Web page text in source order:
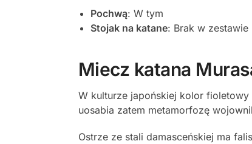
Pochwą: W tym
Stojak na katane: Brak w zestawie
Miecz katana
W kulturze japońskiej kolor
uosabia zatem metamorfozę
Ostrze ze stali damasceńskiej ma